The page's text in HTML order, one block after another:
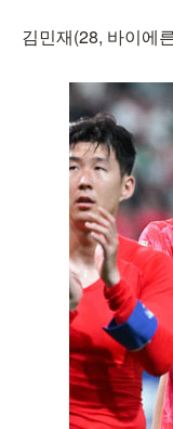
김민재(28, 바이에